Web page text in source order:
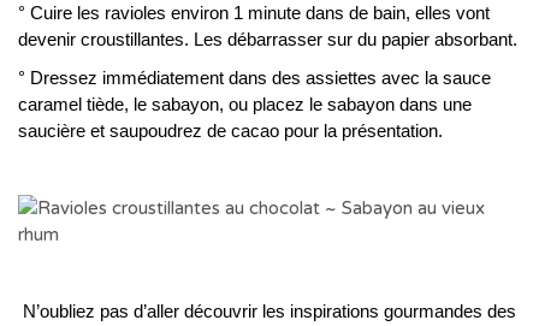
° Cuire les ravioles environ 1 minute dans de bain, elles vont
devenir croustillantes. Les débarrasser sur du papier absorbant.
° Dressez immédiatement dans des assiettes avec la sauce
caramel tiède, le sabayon, ou placez le sabayon dans une
saucière et saupoudrez de cacao pour la présentation.
N’oubliez pas d’aller découvrir les inspirations gourmandes des